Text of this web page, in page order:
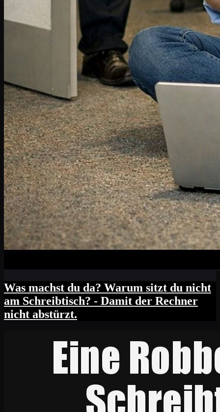
Was machst du da? Warum sitzt du nicht
am Schreibtisch? - Damit der Rechner
nicht abstürzt.